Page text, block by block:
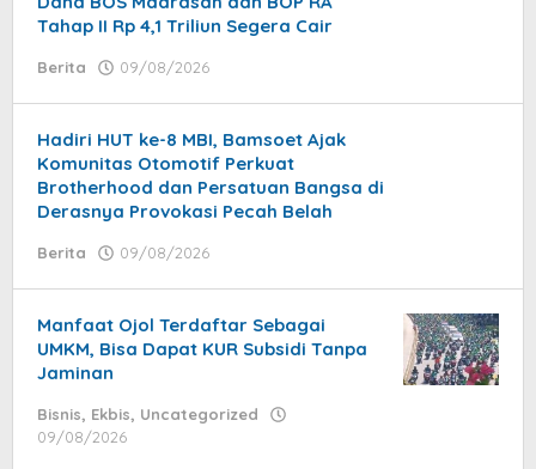
Tahap II Rp 4,1 Triliun Segera Cair
Berita 09/08/2026
Hadiri HUT ke-8 MBI, Bamsoet Ajak
Komunitas Otomotif Perkuat
Brotherhood dan Persatuan Bangsa di
Derasnya Provokasi Pecah Belah
Berita 09/08/2026
Manfaat Ojol Terdaftar Sebagai
UMKM, Bisa Dapat KUR Subsidi Tanpa
Jaminan
Bisnis, Ekbis, Uncategorized
09/08/2026